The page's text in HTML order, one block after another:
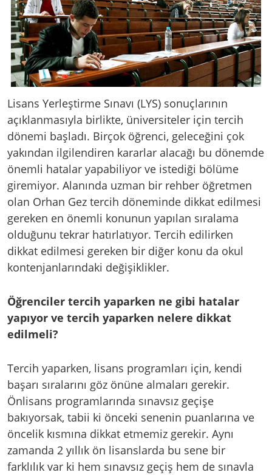
Lisans Yerleştirme Sınavı (LYS) sonuçlarının
açıklanmasıyla birlikte, üniversiteler için tercih
dönemi başladı. Birçok öğrenci, geleceğini çok
yakından ilgilendiren kararlar alacağı bu dönemde
önemli hatalar yapabiliyor ve istediği bölüme
giremiyor. Alanında uzman bir rehber öğretmen
olan Orhan Gez tercih döneminde dikkat edilmesi
gereken en önemli konunun yapılan sıralama
olduğunu tekrar hatırlatıyor. Tercih edilirken
dikkat edilmesi gereken bir diğer konu da okul
kontenjanlarındaki değişiklikler.
Öğrenciler tercih yaparken ne gibi hatalar
yapıyor ve tercih yaparken nelere dikkat
edilmeli?
Tercih yaparken, lisans programları için, kendi
başarı sıralarını göz önüne almaları gerekir.
Önlisans programlarında sınavsız geçişe
bakıyorsak, tabii ki önceki senenin puanlarına ve
öncelik kısmına dikkat etmemiz gerekir. Aynı
zamanda 2 yıllık ön lisanslarda bu sene bir
farklılık var ki hem sınavsız geçiş hem de sınavla